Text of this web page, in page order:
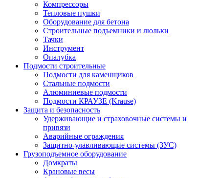
Компрессоры
Тепловые пушки
Оборудование для бетона
Строительные подъемники и люльки
Тачки
Инструмент
Опалубка
Подмости строительные
Подмости для каменщиков
Стальные подмости
Алюминиевые подмости
Подмости КРАУЗЕ (Krause)
Защита и безопасность
Удерживающие и страховочные системы и
привязи
Аварийные ограждения
Защитно-улавливающие системы (ЗУС)
Грузоподъемное оборудование
Домкраты
Крановые весы